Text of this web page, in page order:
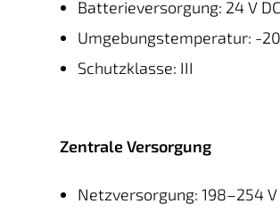
Batterieversorgung: 24 V
Umgebungstemperatur: -20
Schutzklasse: III
Zentrale Versorgung
Netzversorgung: 198–254